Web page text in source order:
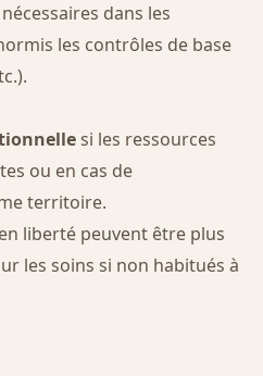
dans les
les contrôles de base
si les ressources
ou en cas de
territoire.
liberté peuvent être plus
les soins si non habitués à